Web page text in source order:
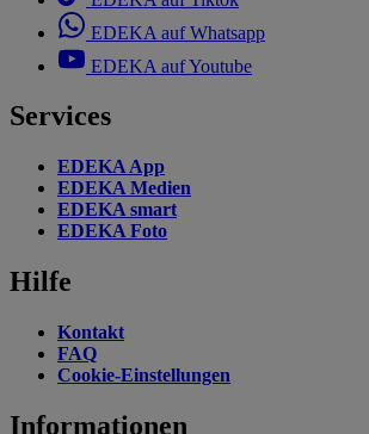
EDEKA auf Whatsapp
EDEKA auf Youtube
Services
EDEKA App
EDEKA Medien
EDEKA smart
EDEKA Foto
Hilfe
Kontakt
FAQ
Cookie-Einstellungen
Informationen